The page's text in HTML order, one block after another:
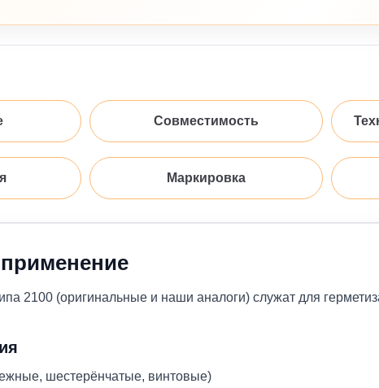
Совместимость
Маркировка
2100 (оригинальные и наши аналоги) служат для
шестерёнчатые, винтовые)